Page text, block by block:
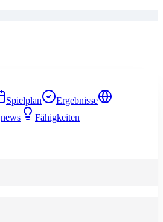
Spielplan
Ergebnisse
news Fähigkeiten